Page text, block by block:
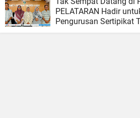
PELATARAN Hadir
Pengurusan Sertipikat